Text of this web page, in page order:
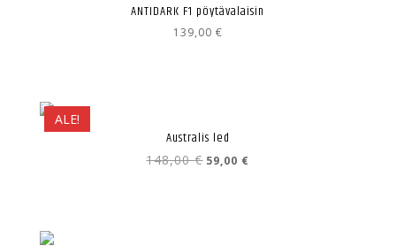
ANTIDARK F1 pöytävalaisin
139,00 €
ALE!
Australis led
148,00€ Alkuperäinen
hinta
59,00 €